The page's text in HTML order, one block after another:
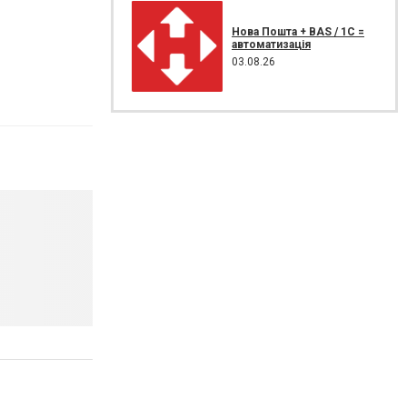
Нова Пошта + BAS / 1C =
автоматизація
03.08.26